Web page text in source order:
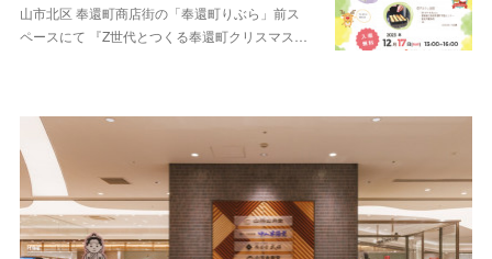
山市北区 奉還町商店街の「奉還町りぶら」前ス
ペースにて 『Z世代とつくる奉還町クリスマス…